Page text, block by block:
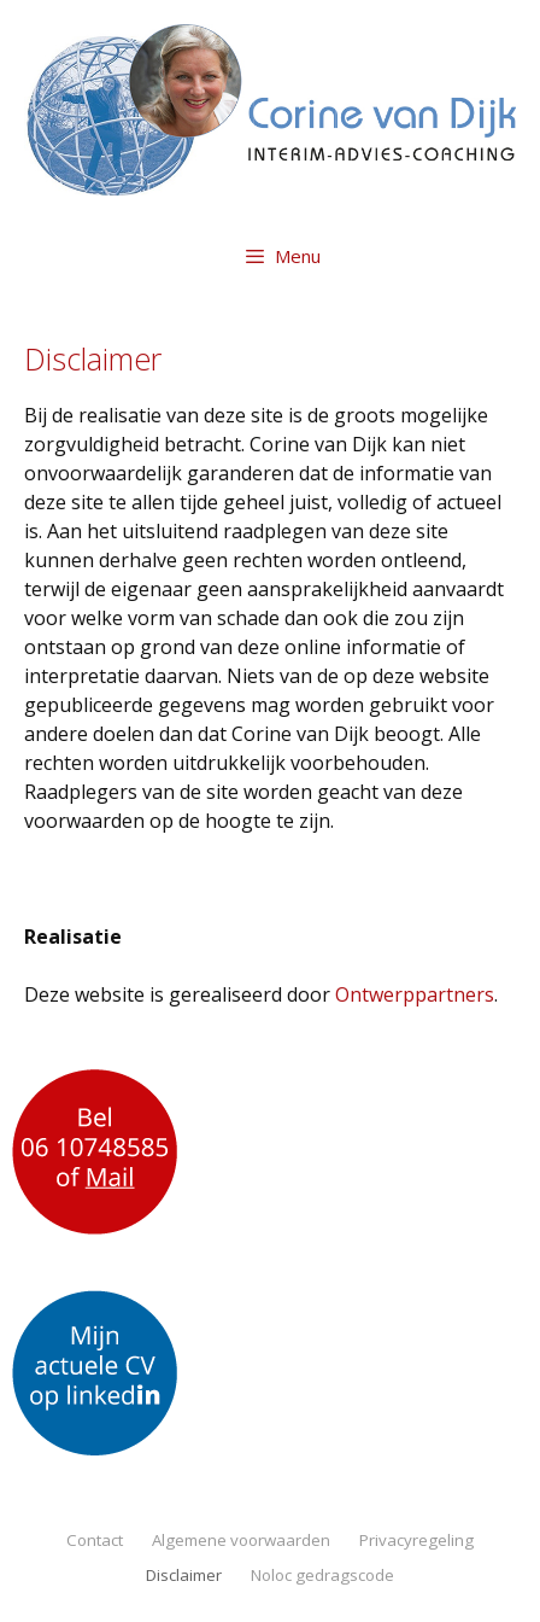
inhoud
Menu
Disclaimer
Bij de realisatie van deze site is de groots mogelijke
zorgvuldigheid betracht. Corine van Dijk kan niet
onvoorwaardelijk garanderen dat de informatie van
deze site te allen tijde geheel juist, volledig of actueel
is. Aan het uitsluitend raadplegen van deze site
kunnen derhalve geen rechten worden ontleend,
terwijl de eigenaar geen aansprakelijkheid aanvaardt
voor welke vorm van schade dan ook die zou zijn
ontstaan op grond van deze online informatie of
interpretatie daarvan. Niets van de op deze website
gepubliceerde gegevens mag worden gebruikt voor
andere doelen dan dat Corine van Dijk beoogt. Alle
rechten worden uitdrukkelijk voorbehouden.
Raadplegers van de site worden geacht van deze
voorwaarden op de hoogte te zijn.
Realisatie
Deze website is gerealiseerd doorOntwerppartners.
Contact Algemene voorwaarden
Privacyregeling
Disclaimer
Noloc gedragscode